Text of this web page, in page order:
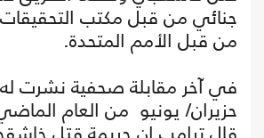
جنائي من قبل مكتب التحقيقات
من قبل الأمم المتحدة.
في آخر مقابلة صحفية نشرت
حزيران/ يونيو من العام